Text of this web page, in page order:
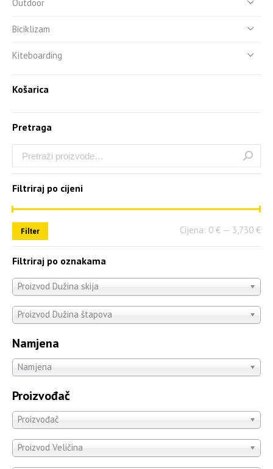
Outdoor
Biciklizam
Kiteboarding
Košarica
Pretraga
Filtriraj po cijeni
Filter Cijena: 0 € — 3,730 €
Filtriraj po oznakama
Proizvod Dužina skija
Proizvod Dužina štapova
Namjena
Namjena
Proizvođač
Proizvođač
Proizvod Veličina